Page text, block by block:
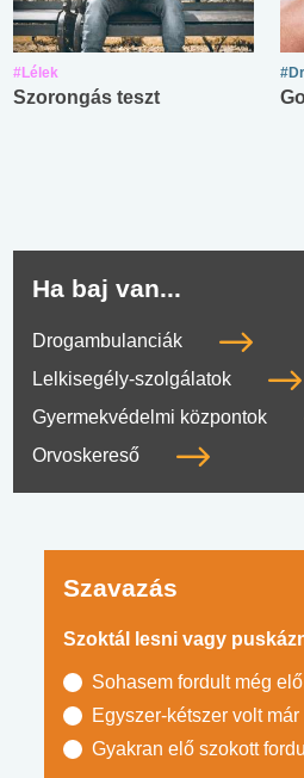
#Lélek
Szorongás teszt
Ha baj van...
Drogambulanciák
Lelkisegély-szolgálatok
Gyermekvédelmi központok
Orvoskereső
Szavazás
Szoktál lesni vagy
Sohasem fordult még
Egyszer-kétszer volt már
Gyakran elő szokott